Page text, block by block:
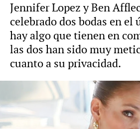
Jennifer Lopez y Ben
celebrado dos bodas en el
hay algo que tienen en
las dos han sido muy
cuanto a su privacidad.